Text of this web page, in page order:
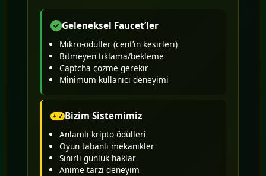
Geleneksel Faucet’ler
Mikro-ödüller (cent’in kesirleri)
Bitmeyen tıklama/bekleme
Captcha çözme gerekir
Minimum kullanıcı deneyimi
Bizim Sistemimiz
Anlamlı kripto ödülleri
Oyun tabanlı mekanikler
Sınırlı günlük haklar
Anime tarzı deneyim